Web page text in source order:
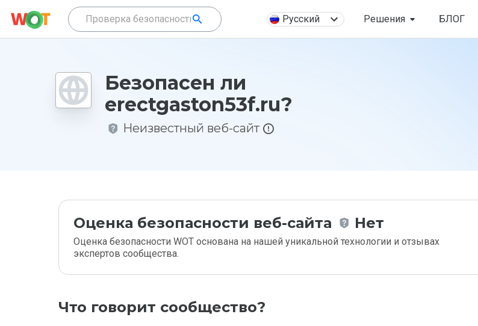
Русский Решения БЛОГ
Безопасен ли
erectgaston53f.ru?
Неизвестный веб-сайт
Оценка безопасности веб-сайта Нет
Оценка безопасности WOT основана на нашей уникальной технологии и отзывах
экспертов сообщества.
Что говорит сообщество?